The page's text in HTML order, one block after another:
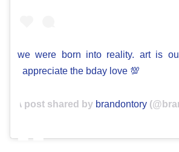
we were born into reality. art is
appreciate the bday love 💯
A post shared by brandontory